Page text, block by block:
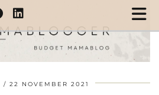
22 NOVEMBER 2021